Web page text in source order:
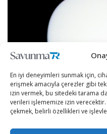
En iyi deneyimleri sunmak için,
erişmek amacıyla çerezler gibi
izin vermek, bu sitedeki tarama
verileri işlememize izin
çekmek, belirli özellikleri ve
Avrupa Birliği (AB)